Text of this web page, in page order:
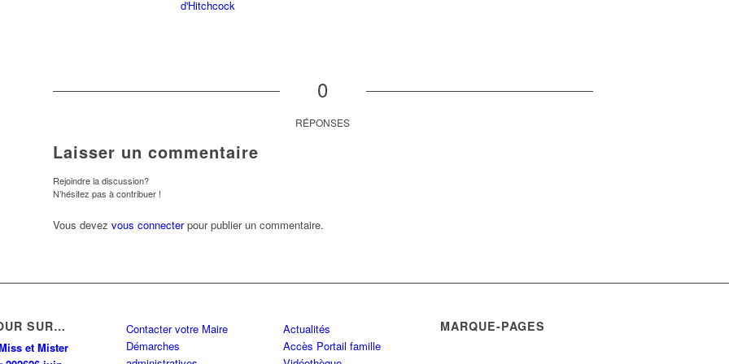
0
RÉPONSES
Laisser un commentaire
Rejoindre la discussion?
N’hésitez pas à contribuer !
Vous devez vous connecterpour publier un commentaire.
SUR…
et Mister
Contacter votre Maire
Démarches
Actualités
Accès Portail famille
MARQUE-PAGES